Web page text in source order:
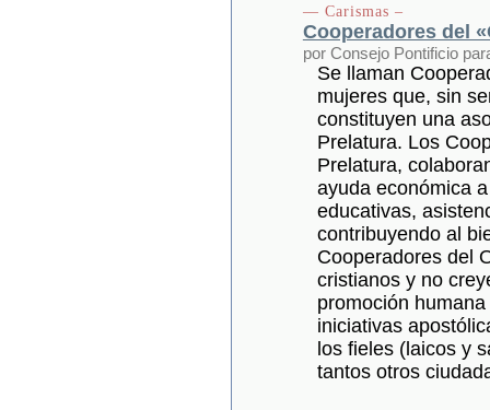
— Carismas –
Cooperadores del
por Consejo Pontificio
Se llaman
mujeres que, sin
constituyen una
Prelatura. Los
Prelatura,
ayuda económica
educativas,
contribuyendo al
Cooperadores del
cristianos y no
promoción
iniciativas
los fieles (laicos y
tantos otros